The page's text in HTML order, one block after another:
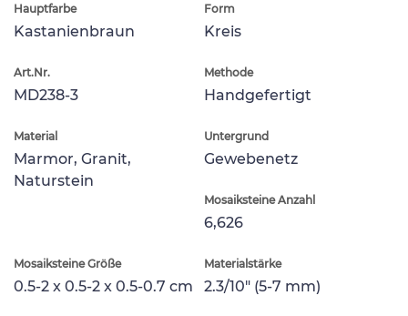
Hauptfarbe
Kastanienbraun
Form
Kreis
Art.Nr.
MD238-3
Methode
Handgefertigt
Material
Marmor, Granit,
Naturstein
Untergrund
Gewebenetz
Mosaiksteine Anzahl
6,626
Mosaiksteine Größe
0.5-2 x 0.5-2 x 0.5-0.7 cm
Materialstärke
2.3/10" (5-7 mm)